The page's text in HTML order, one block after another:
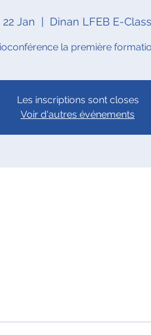
Jan
  |
Dinan LFEB E-
la première
Les inscriptions sont closes
Voir d'autres événements